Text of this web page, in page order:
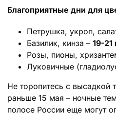
Благоприятные дни для
Петрушка, укроп,
Базилик, кинза – 19-21
Розы, пионы,
Луковичные
Не торопитесь с высадкой
раньше 15 мая – ночные
полосе России еще могут